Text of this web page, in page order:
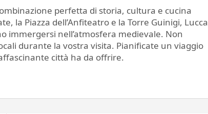
perfetta di storia, cultura e cucina
la Piazza dell’Anfiteatro e la Torre Guinigi, Lucca
immergersi nell’atmosfera medievale. Non
durante la vostra visita. Pianificate un viaggio
città ha da offrire.